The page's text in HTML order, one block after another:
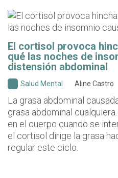
El cortisol provoca
qué las noches de
distensión abdominal
Salud Mental Aline Castro
La grasa abdominal
grasa abdominal
en el cuerpo cuando se
el cortisol dirige la grasa
regular este ciclo.